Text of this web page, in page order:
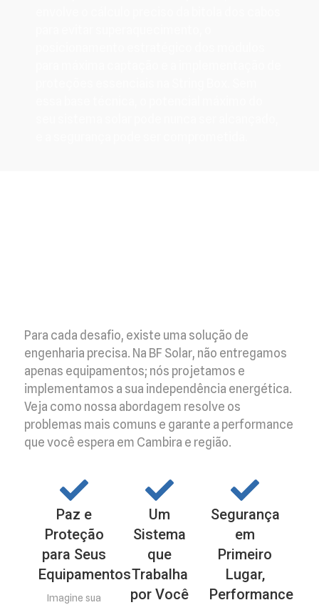
Para cada desafio, existe uma solução de
engenharia precisa. Na BF Solar, não entregamos
apenas equipamentos; nós projetamos e
implementamos a sua independência energética.
Veja como nossa abordagem resolve os
problemas mais comuns e garante a performance
que você espera em Cambira e região.
Paz e
Proteção
para Seus
Equipamentos
Imagine sua
Um
Sistema
que
Trabalha
por Você
Segurança
em
Primeiro
Lugar,
Performance